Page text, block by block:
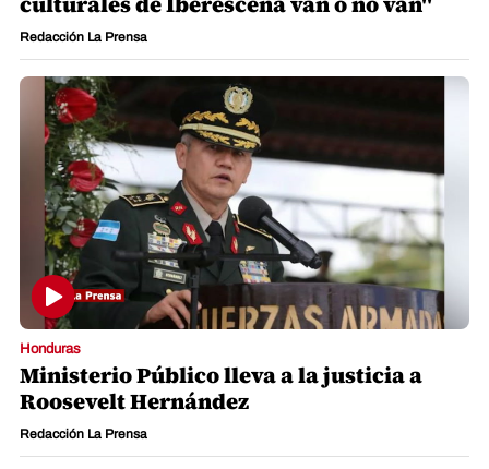
Redacción La Prensa
Honduras
Ministerio Público lleva a la justicia a
Roosevelt Hernández
Redacción La Prensa